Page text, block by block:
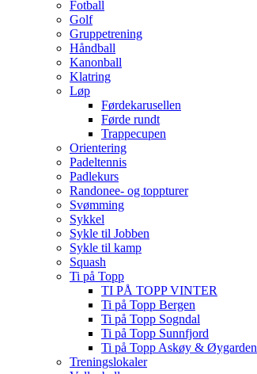
Fotball
Golf
Gruppetrening
Håndball
Kanonball
Klatring
Løp
Førdekarusellen
Førde rundt
Trappecupen
Orientering
Padeltennis
Padlekurs
Randonee- og toppturer
Svømming
Sykkel
Sykle til Jobben
Sykle til kamp
Squash
Ti på Topp
TI PÅ TOPP VINTER
Ti på Topp Bergen
Ti på Topp Sogndal
Ti på Topp Sunnfjord
Ti på Topp Askøy & Øygarden
Treningslokaler